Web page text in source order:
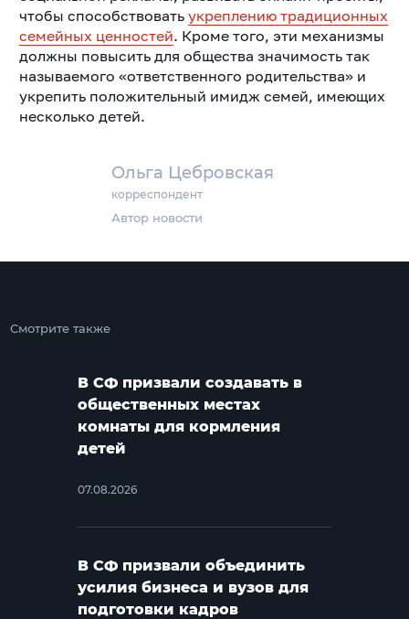
Ольга Цебровская
корреспондент
Автор новости
чтобы способствовать укреплению традиционных
семейных ценностей. Кроме того, эти механизмы
должны повысить для общества значимость так
называемого «ответственного родительства» и
укрепить положительный имидж семей, имеющих
несколько детей.
Смотрите также
В СФ призвали создавать в
общественных местах
комнаты для кормления
детей
07.08.2026
В СФ призвали объединить
усилия бизнеса и вузов для
подготовки кадров